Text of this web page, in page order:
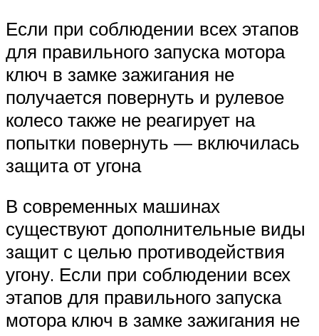
Если при соблюдении всех этапов
для правильного запуска мотора
ключ в замке зажигания не
получается повернуть и рулевое
колесо также не реагирует на
попытки повернуть — включилась
защита от угона
В современных машинах
существуют дополнительные виды
защит с целью противодействия
угону. Если при соблюдении всех
этапов для правильного запуска
мотора ключ в замке зажигания не